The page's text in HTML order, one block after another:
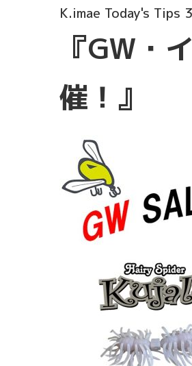
K.imae Today's Tips
『GW・
催！』